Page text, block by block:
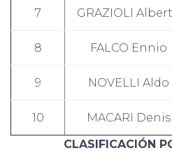
7 GRAZIOLI
8 FALCO Ennio
9 NOVELLI Aldo
10 MACARI Denis
CLASIFICACIÓN